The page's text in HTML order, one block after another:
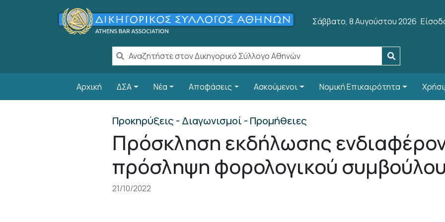
Παράκαμψη προς το κυρίως περιεχόμενο
Σάββατο, 8 Αυγούστου 2026User
Αρχική ΔΣΑ Νέα Αποφάσεις Ασκούμενοι Νομική Επικαιρότητα
Προκηρύξεις - Διαγωνισμοί - Προμήθειες
Πρόσκληση εκδήλωσης
πρόσληψη φορολογικού συμβούλου
21/10/2022